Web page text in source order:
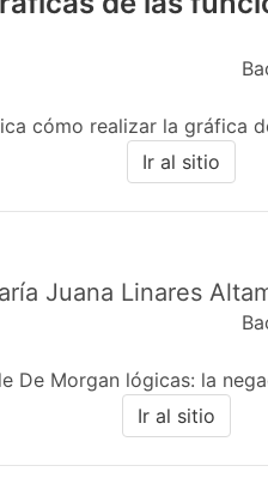
cómo realizar la gráfica
Ir al sitio
Juana Linares
De Morgan lógicas: la
Ir al sitio